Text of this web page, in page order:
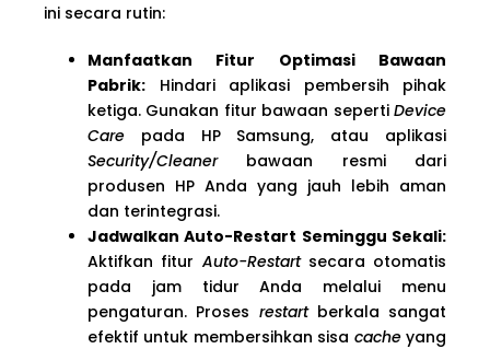
ini secara rutin:
Manfaatkan Fitur Optimasi Bawaan
Pabrik: Hindari aplikasi pembersih pihak
ketiga. Gunakan fitur bawaan seperti Device
Care pada HP Samsung, atau aplikasi
Security/Cleanerbawaan resmi dari
produsen HP Anda yang jauh lebih aman
dan terintegrasi.
Jadwalkan Auto-Restart Seminggu Sekali:
Aktifkan fitur Auto-Restartsecara otomatis
pada jam tidur Anda melalui menu
pengaturan. Proses restartberkala sangat
efektif untuk membersihkan sisa cacheyang